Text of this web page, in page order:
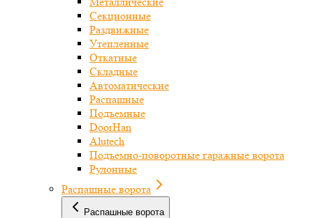
Секционные
Раздвижные
Утепленные
Откатные
Складные
Автоматические
Распашные
Подъемные
DoorHan
Alutech
Подъемно-поворотные гаражные ворота
Рулонные
Распашные ворота
Распашные ворота